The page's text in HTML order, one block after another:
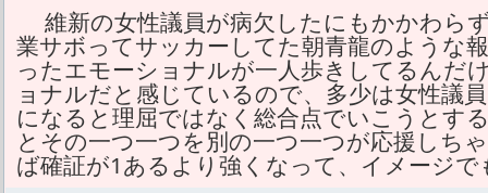
維新の女性議員が病欠したにもかかわら
業サボってサッカーしてた朝青龍のような
ったエモーショナルが一人歩きしてるんだ
ョナルだと感じているので、多少は女性議
になると理屈ではなく総合点でいこうとす
とその一つ一つを別の一つ一つが応援しち
ば確証が1あるより強くなって、イメージで